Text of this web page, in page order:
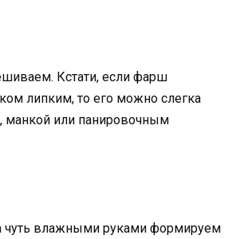
Кстати, если фарш
липким, то его можно слегка
манкой или панировочным
чуть влажными руками формируем